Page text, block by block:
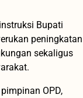
Bupati
peningkatan
sekaligus
OPD,